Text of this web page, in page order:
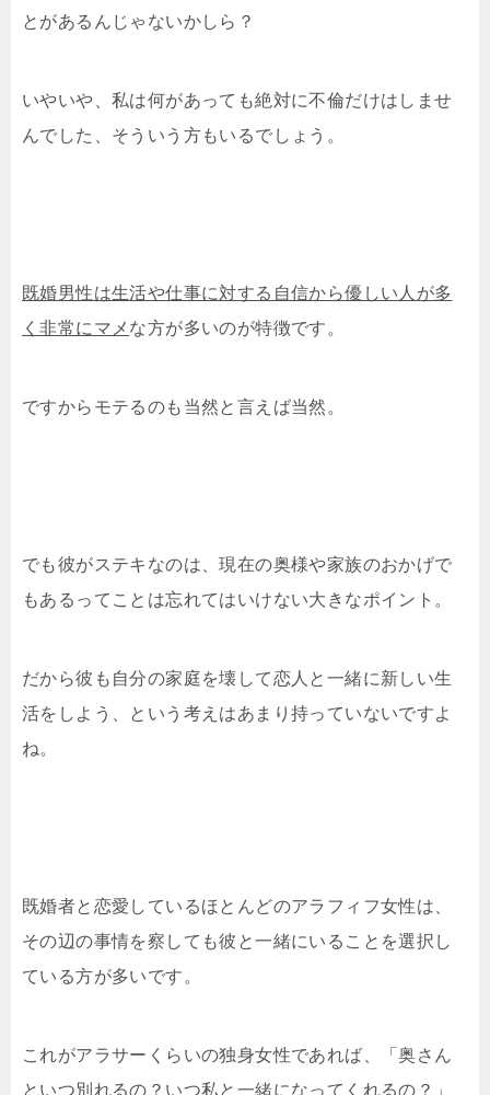
とがあるんじゃないかしら？
いやいや、私は何があっても絶対に不倫だけはしませ
んでした、そういう方もいるでしょう。
既婚男性は生活や仕事に対する自信から優しい人が多
く非常にマメ な方が多いのが特徴です。
ですからモテるのも当然と言えば当然。
でも彼がステキなのは、現在の奥様や家族のおかげで
もあるってことは忘れてはいけない大きなポイント。
だから彼も自分の家庭を壊して恋人と一緒に新しい生
活をしよう、という考えはあまり持っていないですよ
ね。
既婚者と恋愛しているほとんどのアラフィフ女性は、
その辺の事情を察しても彼と一緒にいることを選択し
ている方が多いです。
これがアラサーくらいの独身女性であれば、「奥さん
といつ別れるの？いつ私と一緒になってくれるの？」